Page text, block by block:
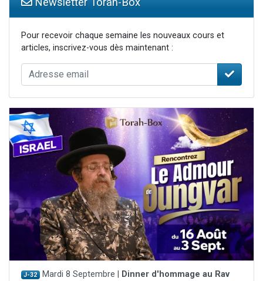
Pour recevoir chaque semaine les nouveaux cours et
articles, inscrivez-vous dès maintenant :
J-32 Mardi 8 Septembre |
Dinner d'hommage au Rav